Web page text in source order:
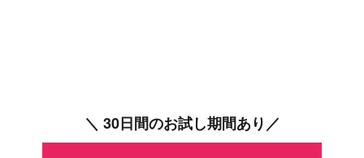
＼ 30日間のお試し期間あり／